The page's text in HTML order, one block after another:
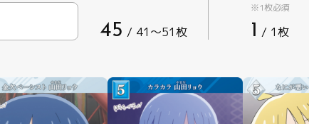
ビルディバイド -ブライト- とは
FAQ
45 / 41〜51枚
※1枚必須
1 / 1枚